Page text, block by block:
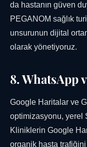
da hastanın güven
PEGANOM sağlık
unsurunun dijital
olarak yönetiyoruz.
8. WhatsApp
Google Haritalar ve
optimizasyonu, yerel
Kliniklerin Google
organik hasta trafiğini